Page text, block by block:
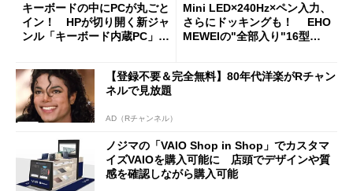
キーボードの中にPCが丸ごと
イン！ HPが切り開く新ジャ
ンル「キーボード内蔵PC」の
Mini LED×240Hz×ペン入力、
さらにドッキングも！ EHO
MEWEIの"全部入り"16型モ
【登録不要＆完全無料】80年代洋楽がRチャン
ネルで見放題
AD（Rチャンネル）
ノジマの「VAIO Shop in Shop」でカスタマ
イズVAIOを購入可能に 店頭でデザインや質
感を確認しながら購入可能